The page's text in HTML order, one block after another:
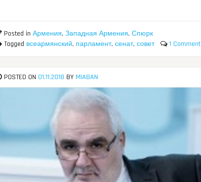
Posted in Армения, Западная Армения, Спюрк
Tagged всеармянский, парламент, сенат, совет 1 Comment
POSTED ON 01.11.2018 BY MIABAN